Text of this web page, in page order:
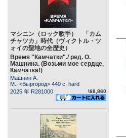
マシニン（ロック歌手） 「カム
チャツカ」時代（ヴィクトル・ツ
ォイの聖地の全歴史）
Время "Камчатки"./ ред. О.
Машнина. (Возьми мое сердце,
Камчатка!)
Машнин А.
М., <Выргород> 440 c. hard
2025 年 R281000
\68,860